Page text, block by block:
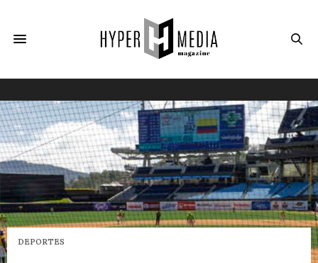
DEPORTES